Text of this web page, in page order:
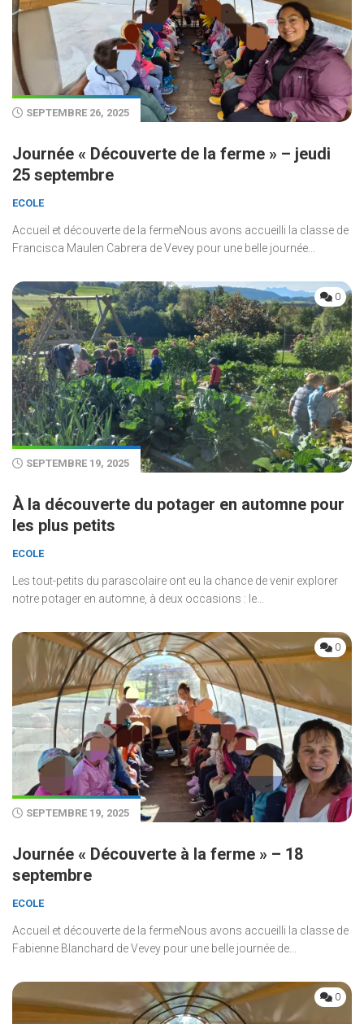
SEPTEMBRE 26, 2025
Journée « Découverte de la ferme » – jeudi
25 septembre
ECOLE
Accueil et découverte de la fermeNous avons accueilli la classe de
Francisca Maulen Cabrera de Vevey pour une belle journée...
0
SEPTEMBRE 19, 2025
À la découverte du potager en automne pour
les plus petits
ECOLE
Les tout-petits du parascolaire ont eu la chance de venir explorer
notre potager en automne, à deux occasions : le...
0
SEPTEMBRE 19, 2025
Journée « Découverte à la ferme » – 18
septembre
ECOLE
Accueil et découverte de la fermeNous avons accueilli la classe de
Fabienne Blanchard de Vevey pour une belle journée de...
0